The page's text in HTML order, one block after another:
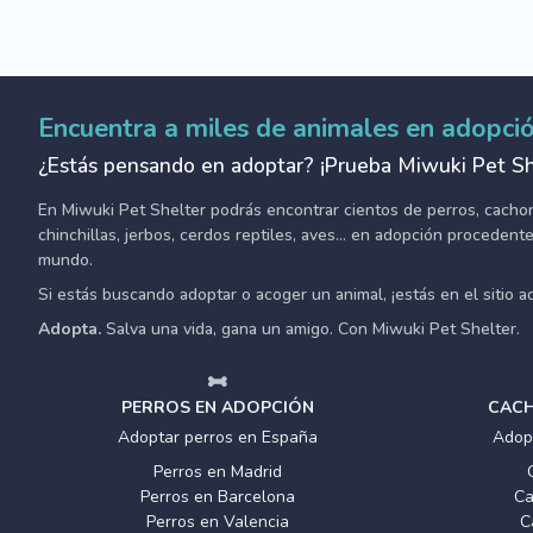
Encuentra a miles de animales en
¿Estás pensando en adoptar? ¡Prueba Miwuki Pet
En Miwuki Pet Shelter podrás encontrar cientos de perros,
chinchillas, jerbos, cerdos reptiles, aves... en adopción
mundo.
Si estás buscando adoptar o acoger un animal, ¡estás en el sitio
Adopta. Salva una vida, gana un amigo. Con Miwuki Pet Shelter.
PERROS EN ADOPCIÓN
Adoptar perros en España
Perros en Madrid
Perros en Barcelona
Perros en Valencia